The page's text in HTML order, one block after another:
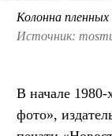
Колонна
Источник:
В начале 1980-
фото»,